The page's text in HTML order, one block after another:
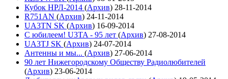
Кубок НРЛ-2014 (Архив) 28-11-2014
R751AN (Архив) 24-11-2014
UA3TN SK (Архив) 16-09-2014
С юбилеем! U3TA - 95 лет (Архив) 27-08-2014
UA3TJ SK (Архив) 24-07-2014
Антенны и мы... (Архив) 27-06-2014
90 лет Нижегородскому Обществу Радиолюбителей
(Архив) 23-06-2014